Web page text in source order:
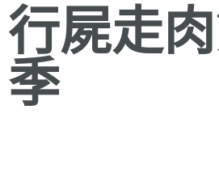
行屍走
季